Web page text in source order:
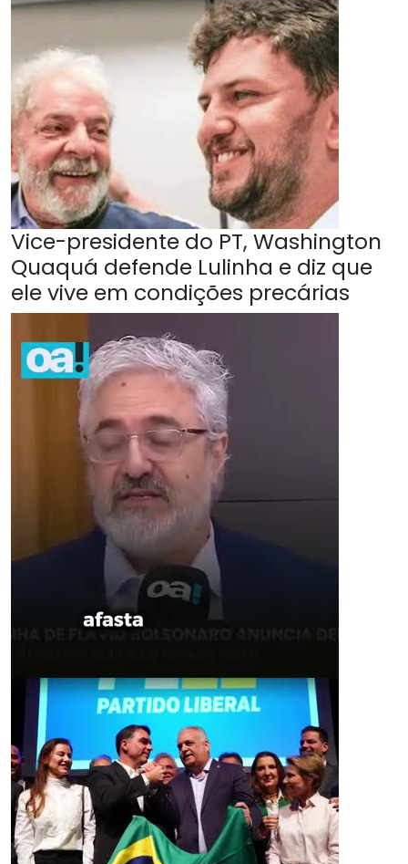
Vice-presidente do PT, Washington
Quaquá defende Lulinha e diz que
ele vive em condições precárias